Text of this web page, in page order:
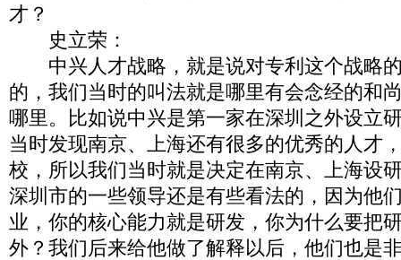
才？
史立荣：
中兴人才战略，就是说对专利这个战略
的，我们当时的叫法就是哪里有会念经的和
哪里。比如说中兴是第一家在深圳之外设立
当时发现南京、上海还有很多的优秀的人才
校，所以我们当时就是决定在南京、上海设
深圳市的一些领导还是有些看法的，因为他
业，你的核心能力就是研发，你为什么要把
外？我们后来给他做了解释以后，他们也是